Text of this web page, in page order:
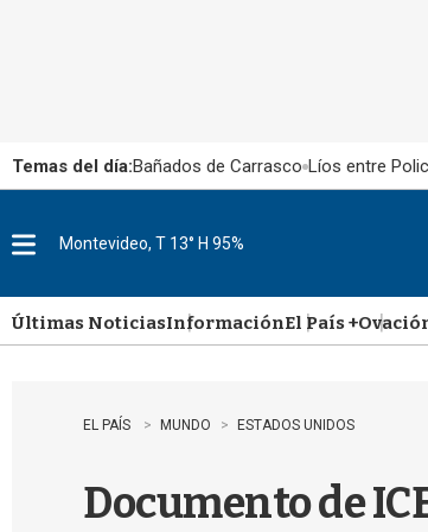
Temas del día:Bañados de Carrasco Líos entre
u
Montevideo, T 13° H 95%
Últimas NoticiasInformaciónEl País +
EL PAÍS MUNDO ESTADOS UNIDOS
Documento de